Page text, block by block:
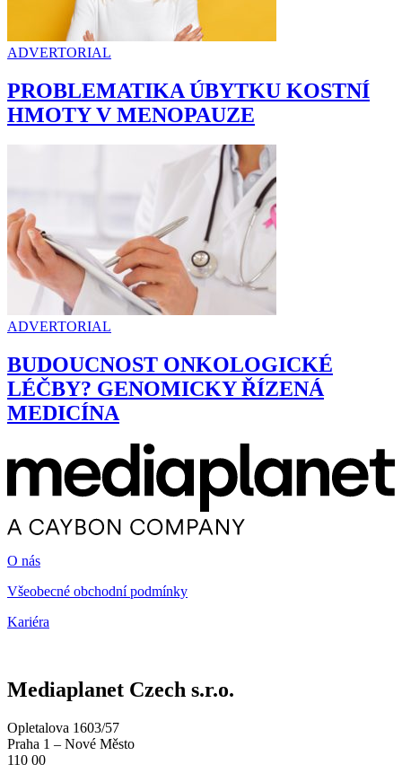
ADVERTORIAL
PROBLEMATIKA ÚBYTKU KOSTNÍ
HMOTY V MENOPAUZE
ADVERTORIAL
BUDOUCNOST ONKOLOGICKÉ
LÉČBY? GENOMICKY ŘÍZENÁ
MEDICÍNA
O nás
Všeobecné obchodní podmínky
Kariéra
Mediaplanet Czech s.r.o.
Opletalova 1603/57
Praha 1 – Nové Město
110 00